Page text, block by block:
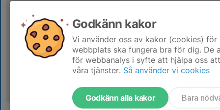
Godkänn kakor
Vi använder oss av kakor (cookies)
webbplats ska fungera bra för dig. De
för webbanalys i syfte att hjälpa oss
våra tjänster. Så använder vi cookies
Godkänn alla kakor Bara